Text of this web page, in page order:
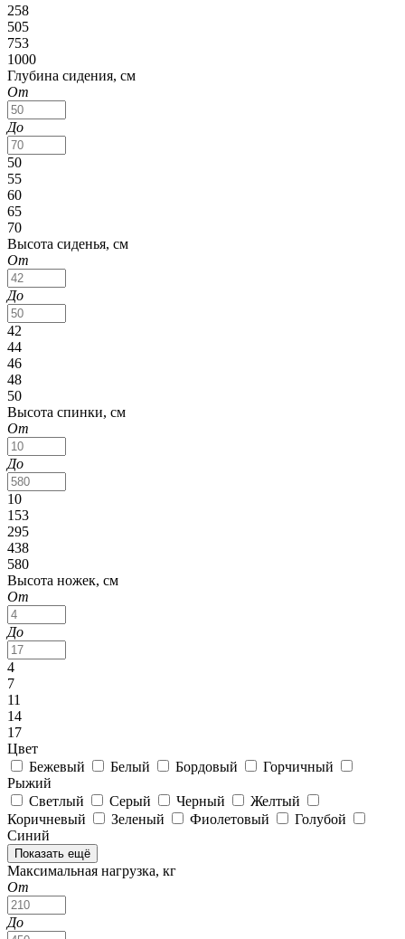
258
505
753
1000
Глубина сидения, см
От
До
50
55
60
65
70
Высота сиденья, см
От
До
42
44
46
48
50
Высота спинки, см
От
До
10
153
295
438
580
Высота ножек, см
От
До
4
7
11
14
17
Цвет
Бежевый
Белый Бордовый
Горчичный
Рыжий
Светлый
Серый Черный
Желтый
Коричневый
Зеленый Фиолетовый
Голубой
Синий
Показать ещё
Максимальная нагрузка, кг
От
До